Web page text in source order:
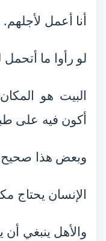
أنا أعمل لأجلهم.
لو رأوا ما
البيت هو
أكون فيه على
وبعض هذا
الإنسان يحتاج
والأهل ينبغي أن